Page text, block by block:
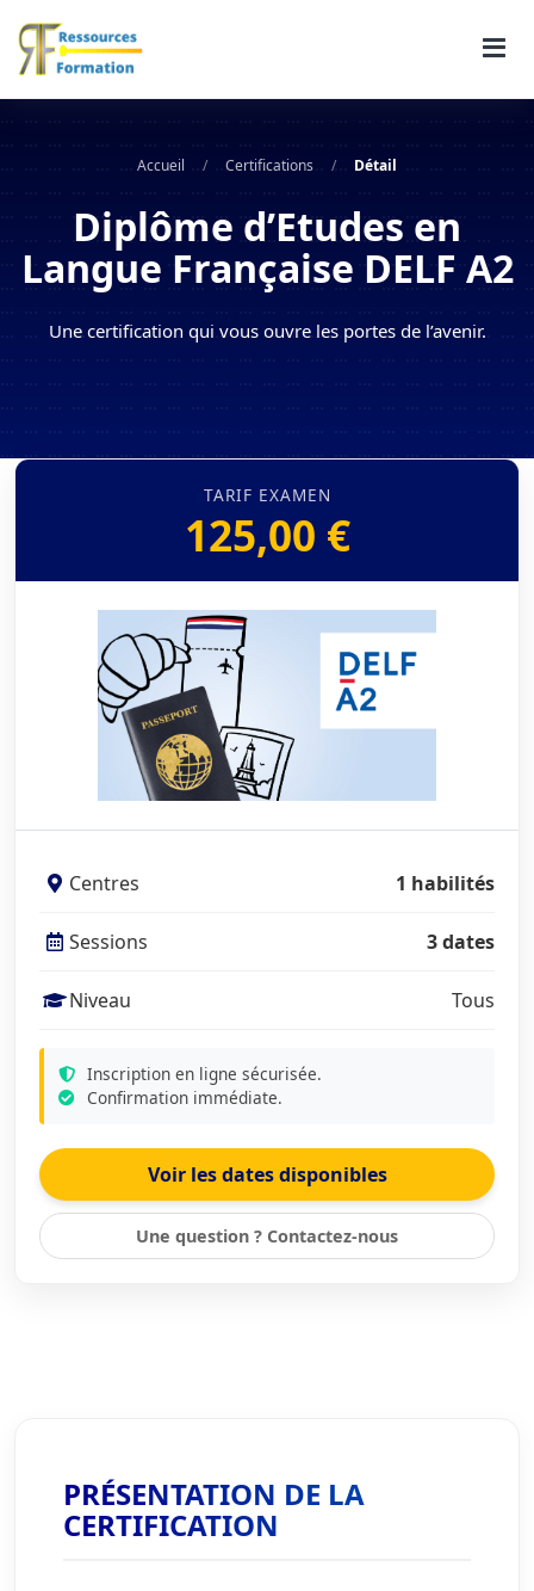
Accueil / Certifications / Détail
Diplôme d’Etudes en
Langue Française DELF A2
Une certification qui vous ouvre les portes de l’avenir.
TARIF EXAMEN
125,00 €
Centres 1 habilités
Sessions 3 dates
Niveau Tous
Inscription en ligne sécurisée.
Confirmation immédiate.
Voir les dates disponibles
Une question ? Contactez-nous
PRÉSENTATION DE LA
CERTIFICATION